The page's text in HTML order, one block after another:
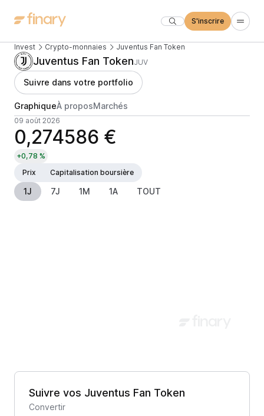
S'inscrire
Invest Crypto-monnaies Juventus Fan Token
Juventus Fan TokenJUV
Suivre dans votre portfolio
GraphiqueÀ proposMarchés
09 août 2026
0,274586 €
+0,78 %
Prix
Capitalisation boursière
1J 7J 1M 1A TOUT
Suivre vos Juventus Fan Token
Convertir